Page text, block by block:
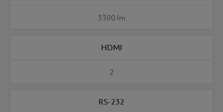
3300 lm
HDMI
2
RS-232